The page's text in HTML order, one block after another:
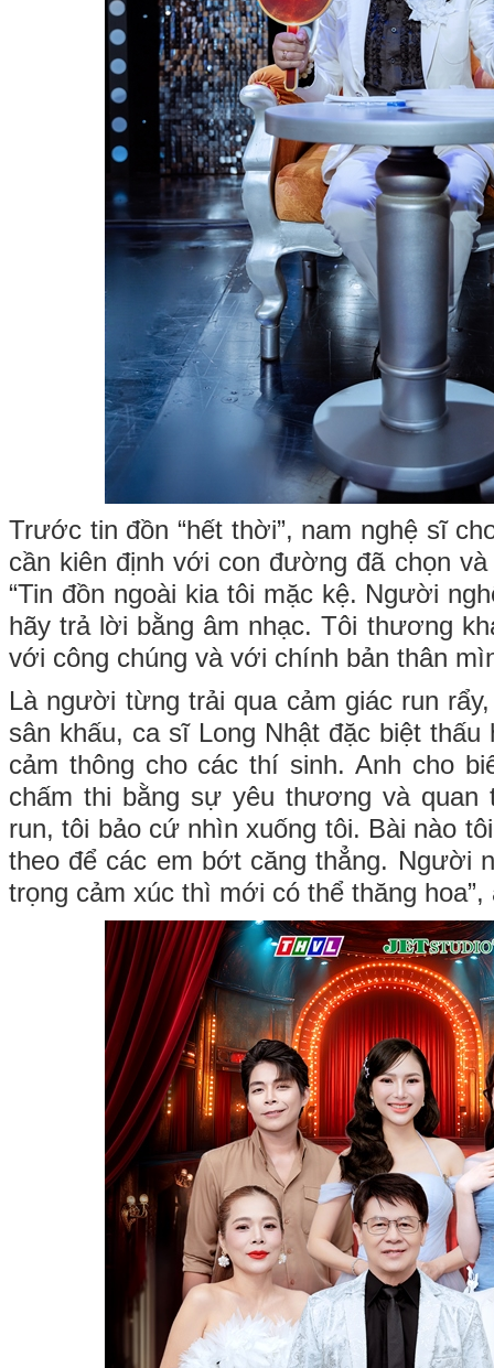
Trước tin đồn “hết thời”, nam nghệ sĩ
cần kiên định với con đường đã chọn
“Tin đồn ngoài kia tôi mặc kệ. Người
hãy trả lời bằng âm nhạc. Tôi thương
với công chúng và với chính bản thân
Là người từng trải qua cảm giác run
sân khấu, ca sĩ Long Nhật đặc biệt thấu
cảm thông cho các thí sinh. Anh cho
chấm thi bằng sự yêu thương và quan
run, tôi bảo cứ nhìn xuống tôi. Bài nào
theo để các em bớt căng thẳng. Người
trọng cảm xúc thì mới có thể thăng hoa”,